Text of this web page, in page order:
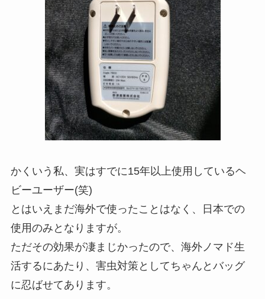
かくいう私、実はすでに15年以上使用しているヘ
ビーユーザー(笑)
とはいえまだ海外で使ったことはなく、日本での
使用のみとなりますが。
ただその効果が凄まじかったので、海外ノマド生
活するにあたり、害虫対策としてちゃんとバッグ
に忍ばせてあります。